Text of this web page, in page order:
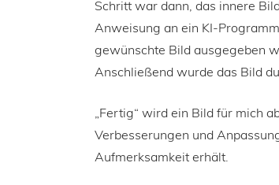
Schritt war dann, das innere
Anweisung an ein KI-
gewünschte Bild ausgegeben
Anschließend wurde das Bild
„Fertig“ wird ein Bild für mich
Verbesserungen und
Aufmerksamkeit erhält.